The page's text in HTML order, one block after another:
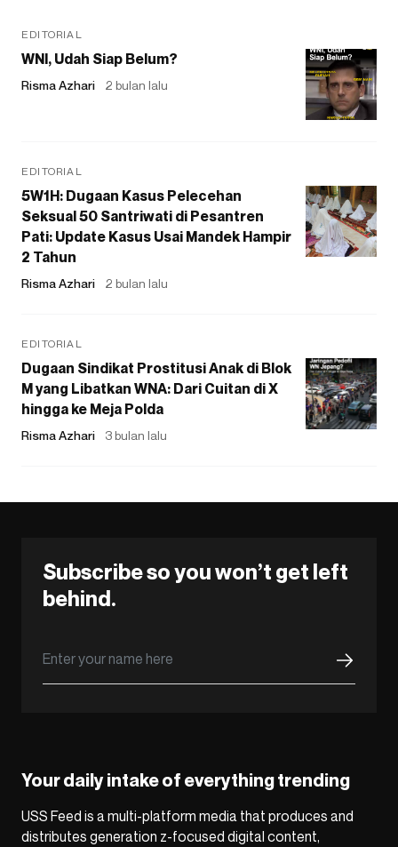
EDITORIAL
WNI, Udah Siap Belum?
Risma Azhari 2 bulan lalu
EDITORIAL
5W1H: Dugaan Kasus Pelecehan
Seksual 50 Santriwati di Pesantren
Pati: Update Kasus Usai Mandek Hampir
2 Tahun
Risma Azhari 2 bulan lalu
EDITORIAL
Dugaan Sindikat Prostitusi Anak di Blok
M yang Libatkan WNA: Dari Cuitan di X
hingga ke Meja Polda
Risma Azhari 3 bulan lalu
Subscribe so you won’t get left
behind.
Your daily intake of everything trending
USS Feed is a multi-platform media that produces and
distributes generation z-focused digital content,